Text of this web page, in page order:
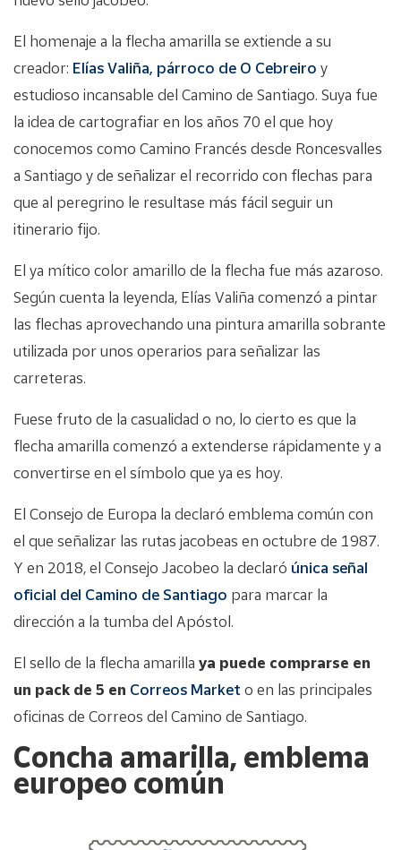
El homenaje a la flecha amarilla se extiende a su
creador: Elías Valiña, párroco de O Cebreiro y
estudioso incansable del Camino de Santiago. Suya fue
la idea de cartografiar en los años 70 el que hoy
conocemos como Camino Francés desde Roncesvalles
a Santiago y de señalizar el recorrido con flechas para
que al peregrino le resultase más fácil seguir un
itinerario fijo.
El ya mítico color amarillo de la flecha fue más azaroso.
Según cuenta la leyenda, Elías Valiña comenzó a pintar
las flechas aprovechando una pintura amarilla sobrante
utilizada por unos operarios para señalizar las
carreteras.
Fuese fruto de la casualidad o no, lo cierto es que la
flecha amarilla comenzó a extenderse rápidamente y a
convertirse en el símbolo que ya es hoy.
El Consejo de Europa la declaró emblema común con
el que señalizar las rutas jacobeas en octubre de 1987.
Y en 2018, el Consejo Jacobeo la declaró única señal
oficial del Camino de Santiago para marcar la
dirección a la tumba del Apóstol.
El sello de la flecha amarilla ya puede comprarse en
un pack de 5 en Correos Marketo en las principales
oficinas de Correos del Camino de Santiago.
Concha amarilla, emblema
europeo común